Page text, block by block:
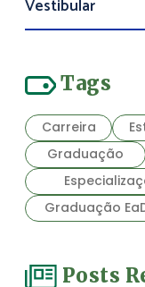
Vestibular
Tags
Carreira
Graduação
Graduação
Posts